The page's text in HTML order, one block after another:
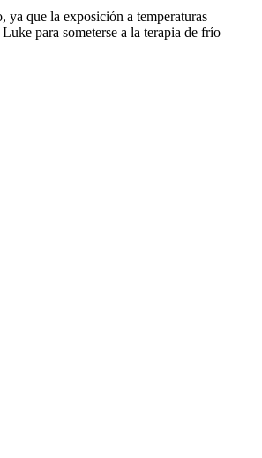
ya que la exposición a temperaturas
para someterse a la terapia de frío